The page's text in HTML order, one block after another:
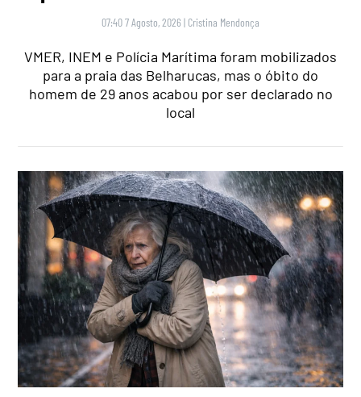
07:40 7 Agosto, 2026 | Cristina Mendonça
VMER, INEM e Polícia Marítima foram mobilizados
para a praia das Belharucas, mas o óbito do
homem de 29 anos acabou por ser declarado no
local